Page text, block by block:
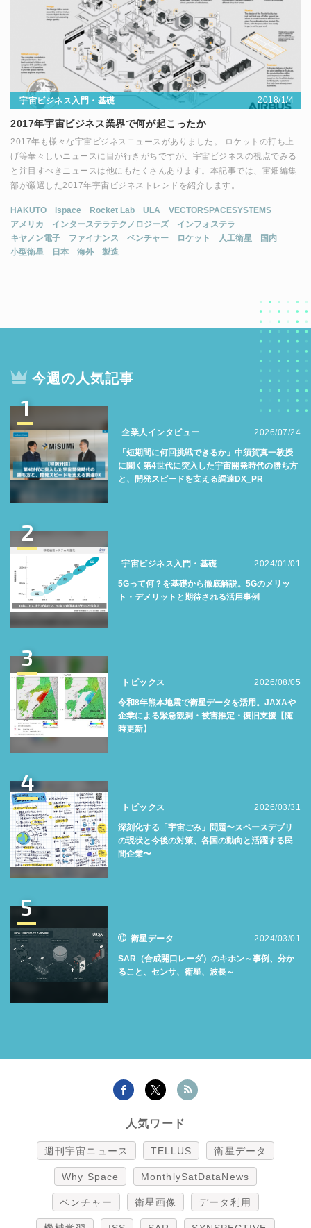
宇宙ビジネス入門・基礎 2018/1/4
2017年宇宙ビジネス業界で何が起こったか
2017年も様々な宇宙ビジネスニュースがありました。 ロケットの打ち上
げ等華々しいニュースに目が行きがちですが、宇宙ビジネスの視点でみる
と注目すべきニュースは他にもたくさんあります。本記事では、宙畑編集
部が厳選した2017年宇宙ビジネストレンドを紹介します。
HAKUTO ispace Rocket Lab ULA
VECTORSPACESYSTEMS
アメリカ
インターステラテクノロジーズ
インフォステラ
キヤノン電子
ファイナンス ベンチャー ロケット 人工衛星
国内
小型衛星
日本 海外 製造
今週の人気記事
1
企業人インタビュー 2026/07/24
「短期間に何回挑戦できるか」中須賀真一教授
に聞く第4世代に突入した宇宙開発時代の勝ち方
と、開発スピードを支える調達DX_PR
2
宇宙ビジネス入門・基礎 2024/01/01
5Gって何？を基礎から徹底解説。5Gのメリッ
ト・デメリットと期待される活用事例
3
トピックス 2026/08/05
令和8年熊本地震で衛星データを活用。JAXAや
企業による緊急観測・被害推定・復旧支援【随
時更新】
4
トピックス 2026/03/31
深刻化する「宇宙ごみ」問題〜スペースデブリ
の現状と今後の対策、各国の動向と活躍する民
間企業〜
5
衛星データ 2024/03/01
SAR（合成開口レーダ）のキホン～事例、分か
ること、センサ、衛星、波長～
人気ワード
週刊宇宙ニュース TELLUS 衛星データ
Why Space MonthlySatDataNews
ベンチャー 衛星画像 データ利用